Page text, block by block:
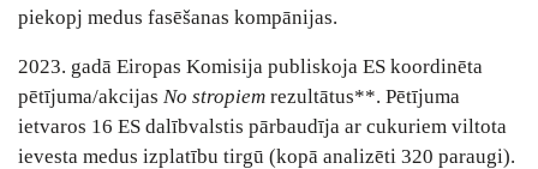
piekopj medus fasēšanas kompānijas.
2023. gadā Eiropas Komisija publiskoja ES koordinēta
pētījuma/akcijas No stropiem rezultātus**. Pētījuma
ietvaros 16 ES dalībvalstis pārbaudīja ar cukuriem viltota
ievesta medus izplatību tirgū (kopā analizēti 320 paraugi).